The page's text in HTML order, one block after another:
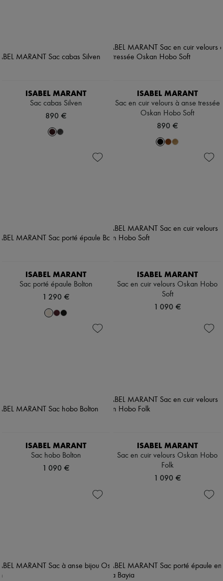
ISABEL MARANT
Sac cabas Silven
890 €
ISABEL MARANT
Sac en cuir velours à anse tressée
Oskan Hobo Soft
890 €
ISABEL MARANT
Sac porté épaule Bolton
1 290 €
ISABEL MARANT
Sac en cuir velours Oskan Hobo
Soft
1 090 €
ISABEL MARANT
Sac hobo Bolton
1 090 €
ISABEL MARANT
Sac en cuir velours Oskan Hobo
Folk
1 090 €